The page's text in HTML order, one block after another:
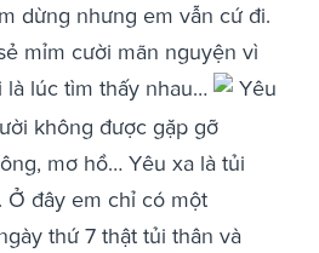
dừng nhưng em vẫn cứ đi.
mỉm cười mãn nguyện vì
là lúc tìm thấy nhau…
Yêu
không được gặp gỡ
mơ hồ… Yêu xa là tủi
Ở đây em chỉ có một
thứ 7 thật tủi thân và